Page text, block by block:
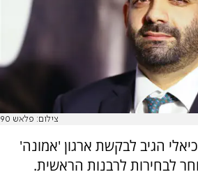
צילום: פלאש 90
הגיב לבקשת ארגון 'אמונה'
לבחירות לרבנות הראשית.